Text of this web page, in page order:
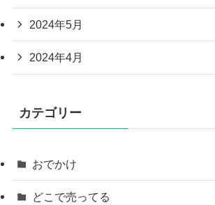
2024年5月
2024年4月
カテゴリー
おでかけ
どこで売ってる